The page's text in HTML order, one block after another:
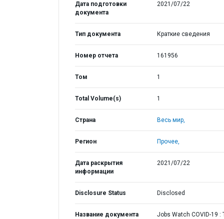
Дата подготовки
документа
2021/07/22
Тип документа Краткие сведения
Номер отчета 161956
Том 1
Total Volume(s) 1
Страна Весь мир,
Регион Прочее,
Дата раскрытия
информации
2021/07/22
Disclosure Status Disclosed
Название документа
Jobs Watch COVID-19 :